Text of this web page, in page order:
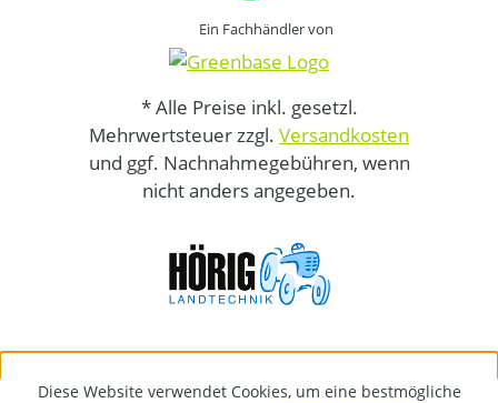
Ein Fachhändler von
* Alle Preise inkl. gesetzl.
Mehrwertsteuer zzgl. Versandkosten
und ggf. Nachnahmegebühren, wenn
nicht anders angegeben.
Diese Website verwendet Cookies, um eine bestmögliche